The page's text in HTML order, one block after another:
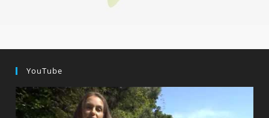
YouTube